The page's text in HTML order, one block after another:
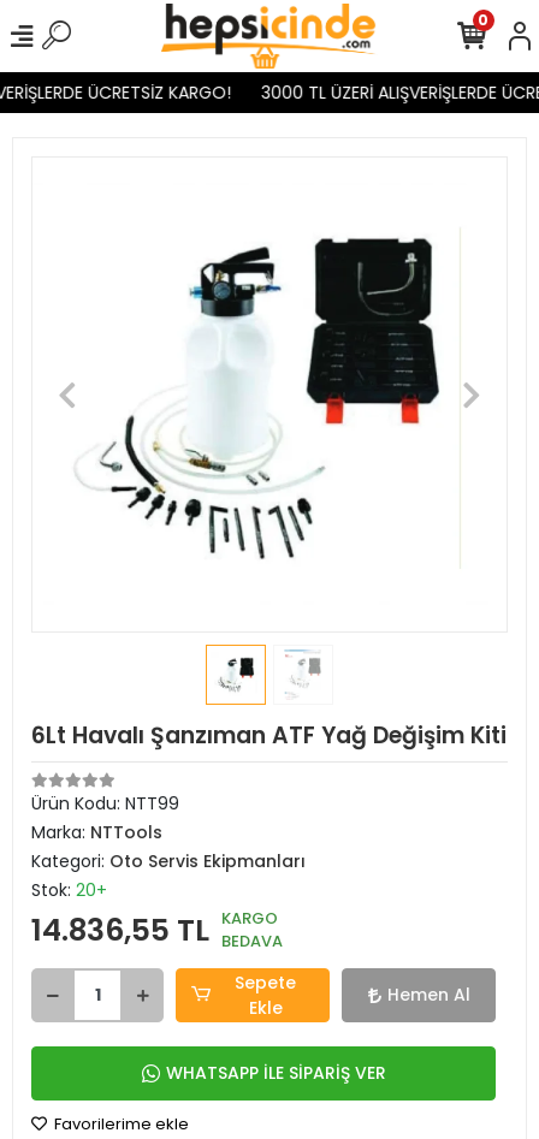
ÜCRETSİZ KARGO! 3000 TL ÜZERİ ALIŞVERİŞLERDE
0
6Lt Havalı Şanzıman ATF Yağ Değişim Kiti
Ürün Kodu: NTT99
Marka: NTTools
Kategori: Oto Servis Ekipmanları
Stok: 20+
14.836,55 TL KARGO
BEDAVA
Sepete
Ekle
Hemen Al
WHATSAPP İLE SİPARİŞ VER
Favorilerime ekle